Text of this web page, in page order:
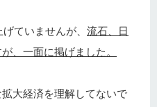
ていませんが、 流石、日
、一面に掲げました。
大経済を理解してないで